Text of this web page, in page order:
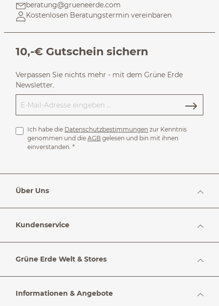
beratung@grueneerde.com
Kostenlosen Beratungstermin vereinbaren
10,-€ Gutschein sichern
Verpassen Sie nichts mehr - mit dem Grüne Erde
Newsletter.
Ich habe die Datenschutzbestimmungen zur Kenntnis
genommen und die AGB gelesen und bin mit ihnen
einverstanden. *
Über Uns
Kundenservice
Grüne Erde Welt & Stores
Informationen & Angebote